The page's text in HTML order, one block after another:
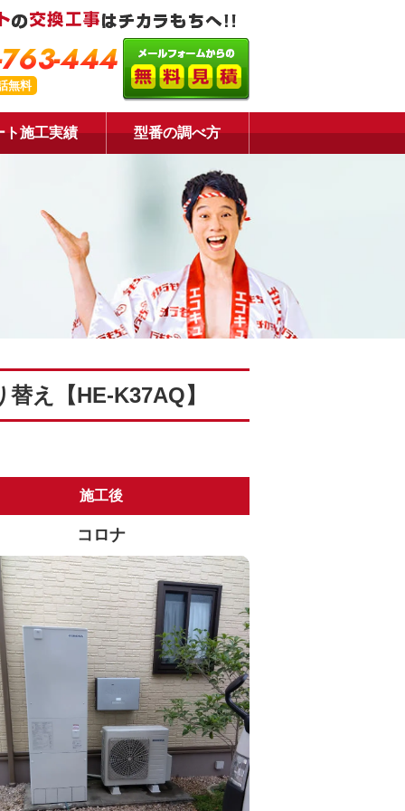
444
無料
ト施工実績 型番の調べ方
え【HE-K37AQ】
施工後
コロナ